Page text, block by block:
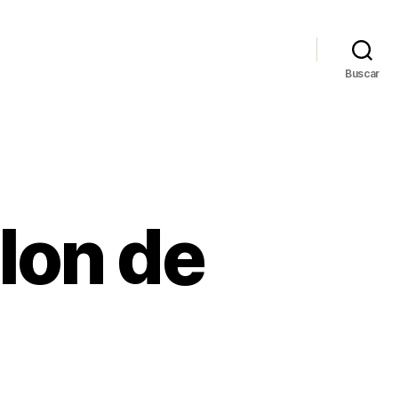
Buscar
de